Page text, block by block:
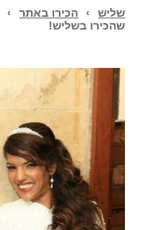
שליש › הכירו באתר ›
שהכירו בשליש!